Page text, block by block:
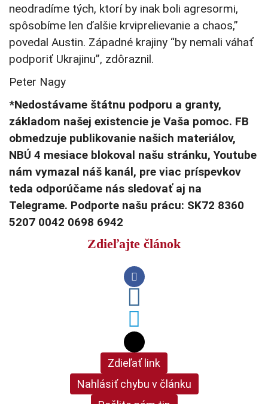
neodradíme tých, ktorí by inak boli agresormi,
spôsobíme len ďalšie krviprelievanie a chaos,”
povedal Austin. Západné krajiny “by nemali váhať
podporiť Ukrajinu”, zdôraznil.
Peter Nagy
*Nedostávame štátnu podporu a granty,
základom našej existencie je Vaša pomoc. FB
obmedzuje publikovanie našich materiálov,
NBÚ 4 mesiace blokoval našu stránku, Youtube
nám vymazal náš kanál, pre viac príspevkov
teda odporúčame nás sledovať aj na
Telegrame. Podporte našu prácu: SK72 8360
5207 0042 0698 6942
Zdieľajte článok
Zdieľať link
Nahlásiť chybu v článku